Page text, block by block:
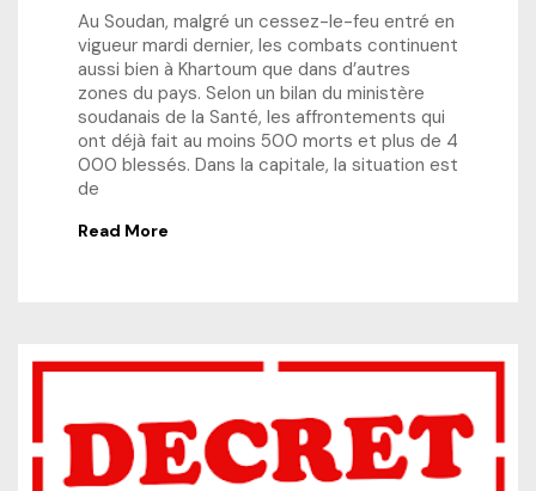
Au Soudan, malgré un cessez-le-feu entré en
vigueur mardi dernier, les combats continuent
aussi bien à Khartoum que dans d’autres
zones du pays. Selon un bilan du ministère
soudanais de la Santé, les affrontements qui
ont déjà fait au moins 500 morts et plus de 4
000 blessés. Dans la capitale, la situation est
de
Read More